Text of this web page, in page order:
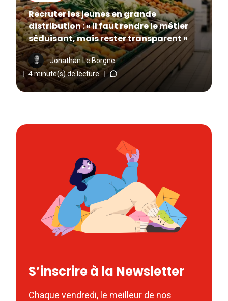
Recruter les jeunes en grande
distribution : « Il faut rendre le métier
séduisant, mais rester transparent »
Jonathan Le Borgne
4 minute(s) de lecture
S’inscrire à la Newsletter
Chaque vendredi, le meilleur de nos